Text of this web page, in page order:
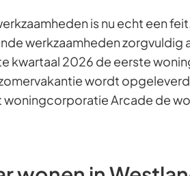
is nu echt een
werkzaamheden zorgvuldig
kwartaal 2026 de eerste
wordt
Arcade de